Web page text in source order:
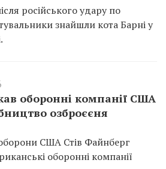
російського удару по
знайшли кота Барні у
оборонні компанії США
озброєєня
США Стів Файнберг
оборонні компанії